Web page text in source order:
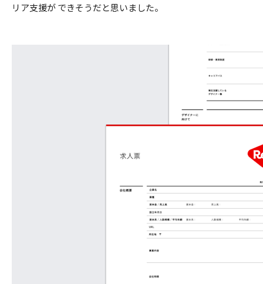
リア支援が できそうだと思いました。